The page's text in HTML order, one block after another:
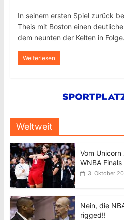
In seinem ersten Spiel zurück
Theis mit Boston einen
dem neunten der Kelten in Folge.
Weiterlesen
Weltweit
Vom
WNBA Finals
3. Oktober
Nein, die
rigged!!